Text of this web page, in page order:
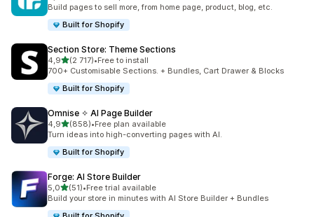
Build pages to sell more, from home page, product, blog, etc.
Built for Shopify
Section Store: Theme Sections
4,9na 5 gwiazdek
(2 717)
Łączna liczba recenzji: 2717
•Free to install
700+ Customisable Sections. + Bundles, Cart Drawer & Blocks
Built for Shopify
Omnise ✧ AI Page Builder
4,9na 5 gwiazdek
(858)
Łączna liczba recenzji: 858
•Free plan available
Turn ideas into high-converting pages with AI.
Built for Shopify
Forge: AI Store Builder
5,0na 5 gwiazdek
(51)
Łączna liczba recenzji: 51
•Free trial available
Build your store in minutes with AI Store Builder + Bundles